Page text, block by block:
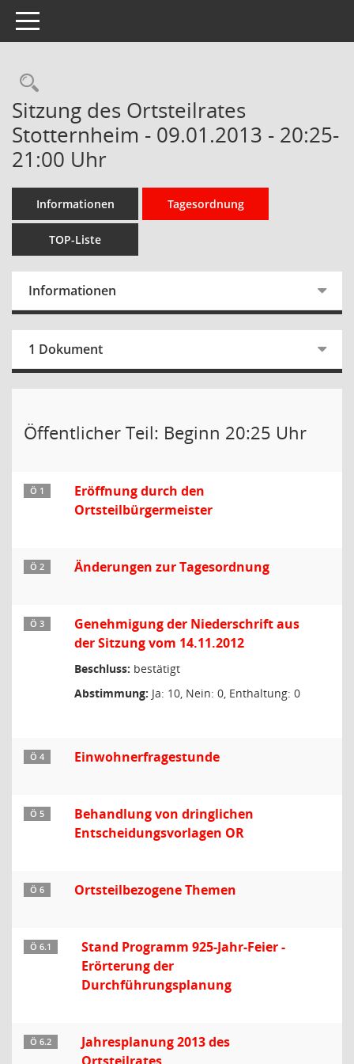
Toggle navigation
Rechercheauswahl
Sitzung des Ortsteilrates
Stotternheim - 09.01.2013 - 20:25-
21:00 Uhr
Informationen Tagesordnung
TOP-Liste
Informationen
1 Dokument
Öffentlicher Teil: Beginn 20:25 Uhr
Ö 1
Eröffnung durch den
Ortsteilbürgermeister
Ö 2 Änderungen zur Tagesordnung
Ö 3
Genehmigung der Niederschrift aus
der Sitzung vom 14.11.2012
Beschluss: bestätigt
Abstimmung: Ja: 10, Nein: 0, Enthaltung: 0
Ö 4 Einwohnerfragestunde
Ö 5
Behandlung von dringlichen
Entscheidungsvorlagen OR
Ö 6 Ortsteilbezogene Themen
Ö 6.1
Stand Programm 925-Jahr-Feier -
Erörterung der
Durchführungsplanung
Ö 6.2
Jahresplanung 2013 des